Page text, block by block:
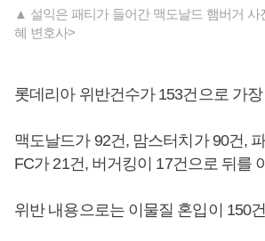
▲ 설익은 패티가 들어간 맥도날드 햄버거 사
혜 변호사>
롯데리아 위반건수가 153건으로 가
맥도날드가 92건, 맘스터치가 90건,
FC가 21건, 버거킹이 17건으로 뒤를
위반 내용으로는 이물질 혼입이 150